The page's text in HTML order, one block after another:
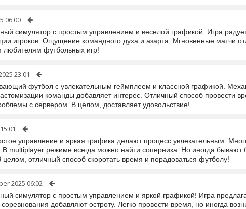
06:00
симулятор с простым управлением и веселой графикой. Игра
игроков. Ощущение командного духа и азарта. Мгновенные матчи
любителям футбольных игр!
23:01
футбол с увлекательным геймплеем и классной графикой.
команды добавляет интерес. Отличный способ провести
с сервером. В целом, доставляет удовольствие!
управление и яркая графика делают процесс увлекательным.
В multiplayer режиме всегда можно найти соперника. Но иногда
отличный способ скоротать время и порадоваться футболу!
2025 06:02
симулятор с простым управлением и яркой графикой! Игра
добавляют остроту. Легко провести время, но иногда